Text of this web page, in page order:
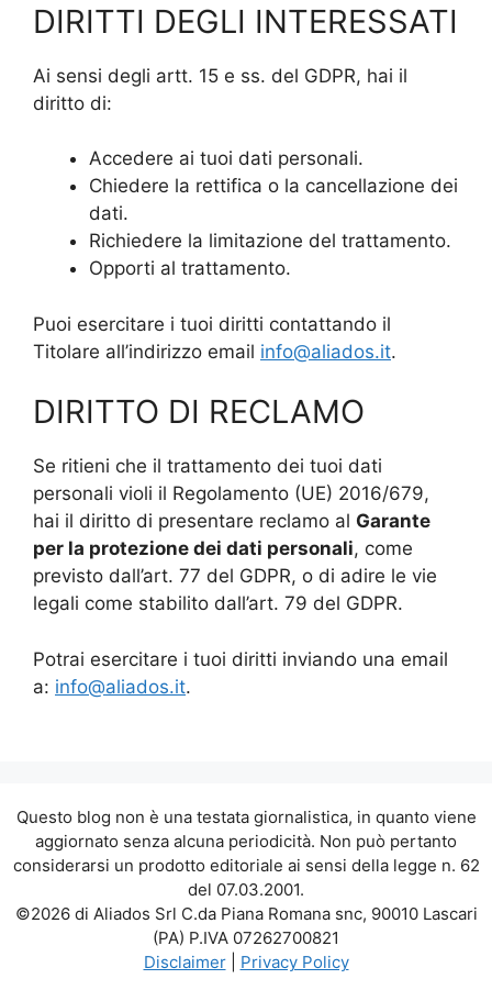
DIRITTI DEGLI INTERESSATI
Ai sensi degli artt. 15 e ss. del GDPR, hai il
diritto di:
Accedere ai tuoi dati personali.
Chiedere la rettifica o la cancellazione dei
dati.
Richiedere la limitazione del trattamento.
Opporti al trattamento.
Puoi esercitare i tuoi diritti contattando il
Titolare all’indirizzo email info@aliados.it.
DIRITTO DI RECLAMO
Se ritieni che il trattamento dei tuoi dati
personali violi il Regolamento (UE) 2016/679,
hai il diritto di presentare reclamo al Garante
per la protezione dei dati personali, come
previsto dall’art. 77 del GDPR, o di adire le vie
legali come stabilito dall’art. 79 del GDPR.
Potrai esercitare i tuoi diritti inviando una email
a: info@aliados.it.
Questo blog non è una testata giornalistica, in quanto viene
aggiornato senza alcuna periodicità. Non può pertanto
considerarsi un prodotto editoriale ai sensi della legge n. 62
del 07.03.2001.
©2026 di Aliados Srl C.da Piana Romana snc, 90010 Lascari
(PA) P.IVA 07262700821
Disclaimer| Privacy Policy